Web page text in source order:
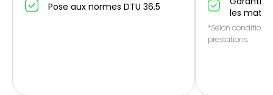
Pose aux normes DTU 36.5
les
*Selon conditions
prestations.